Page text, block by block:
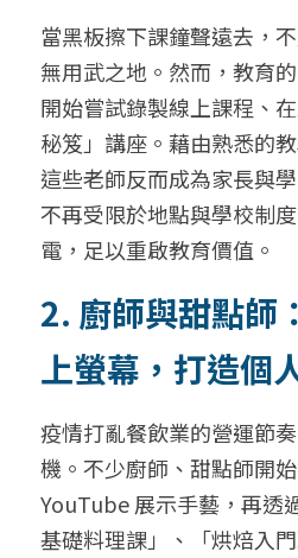
當黑板擦下課鐘聲遠去，
無用武之地。然而，教育
開始嘗試錄製線上課程、
秘笈」講座。藉由熟悉的
這些老師反而成為家長與
不再受限於地點與學校制
電，足以重啟教育價值。
2. 廚師與甜點師
上螢幕，打造個
疫情打亂餐飲業的營運節
機。不少廚師、甜點師開
YouTube 展示手藝，再透
基礎料理課」、「烘焙入